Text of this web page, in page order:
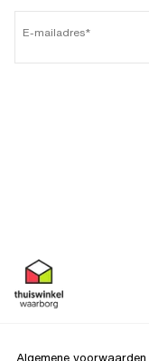
E-mailadres